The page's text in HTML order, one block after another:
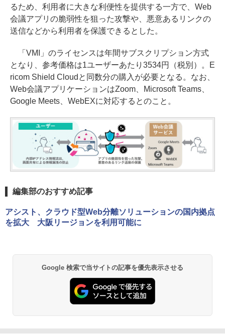
るため、利用者に大きな利便性を提供する一方で、Web
会議アプリの脆弱性を狙った攻撃や、悪意あるリンクの
送信などから利用者を保護できるとした。
「VMI」のライセンスは年間サブスクリプション方式
となり、参考価格は1ユーザーあたり3534円（税別）。E
ricom Shield Cloudと同数分の購入が必要となる。なお、
Web会議アプリケーションはZoom、Microsoft Teams、
Google Meets、WebEXに対応するとのこと。
編集部のおすすめ記事
アシスト、クラウド型Web分離ソリューションの国内拠点
を拡大 大阪リージョンを利用可能に
Google 検索で当サイトの記事を優先表示させる